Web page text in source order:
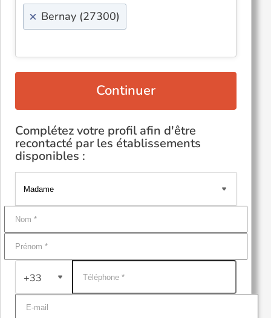
× Bernay (27300)
Continuer
Complétez votre profil afin d'être
recontacté par les établissements
disponibles :
+33